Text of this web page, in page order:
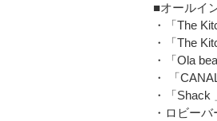
■オールイ
・「The
・「The
・「Ola
・ 「
・「
・ロビー